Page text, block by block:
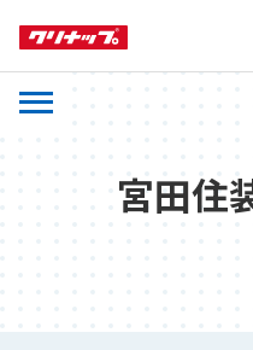
宮田住